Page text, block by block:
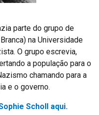
parte do grupo de
na Universidade
O grupo escrevia,
a população para o
chamando para a
e o governo.
Scholl aqui.